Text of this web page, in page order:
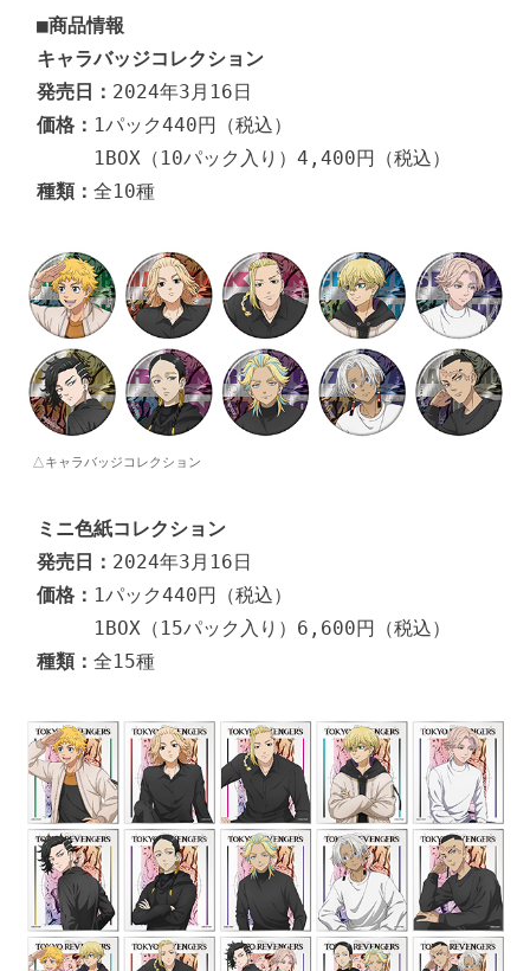
■商品情報
キャラバッジコレクション
発売日：
価格： 1パック440円（税込）
種類：全10種
△キャラバッジコレクション
ミニ色紙コレクション
発売日：
価格： 1パック440円（税込）
種類：全15種